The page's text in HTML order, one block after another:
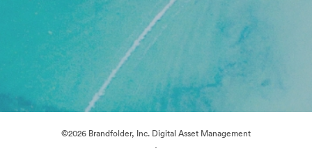
©2026 Brandfolder, Inc. Digital Asset Management
·